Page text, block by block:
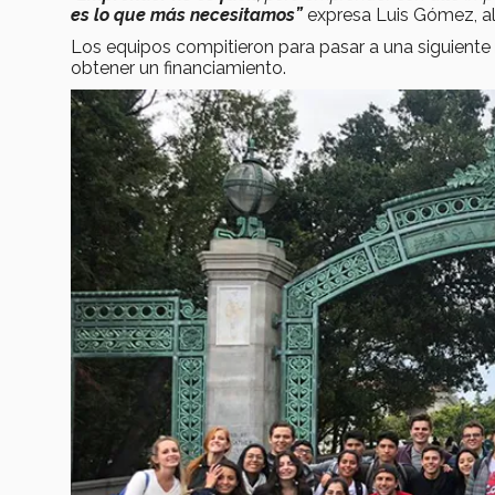
es lo que más necesitamos”expresa Luis Gómez,
Los equipos compitieron para pasar a una
obtener un financiamiento.